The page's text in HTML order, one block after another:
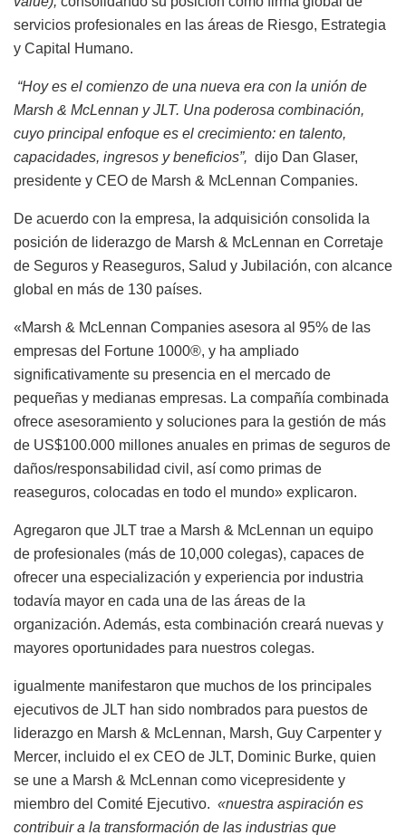
servicios profesionales en las áreas de Riesgo, Estrategia
y Capital Humano.
“Hoy es el comienzo de una nueva era con la unión de
Marsh & McLennan y JLT. Una poderosa combinación,
cuyo principal enfoque es el crecimiento: en talento,
capacidades, ingresos y beneficios”, dijo Dan Glaser,
presidente y CEO de Marsh & McLennan Companies.
De acuerdo con la empresa, la adquisición consolida la
posición de liderazgo de Marsh & McLennan en Corretaje
de Seguros y Reaseguros, Salud y Jubilación, con alcance
global en más de 130 países.
«Marsh & McLennan Companies asesora al 95% de las
empresas del Fortune 1000®, y ha ampliado
significativamente su presencia en el mercado de
pequeñas y medianas empresas. La compañía combinada
ofrece asesoramiento y soluciones para la gestión de más
de US$100.000 millones anuales en primas de seguros de
daños/responsabilidad civil, así como primas de
reaseguros, colocadas en todo el mundo» explicaron.
Agregaron que JLT trae a Marsh & McLennan un equipo
de profesionales (más de 10,000 colegas), capaces de
ofrecer una especialización y experiencia por industria
todavía mayor en cada una de las áreas de la
organización. Además, esta combinación creará nuevas y
mayores oportunidades para nuestros colegas.
igualmente manifestaron que muchos de los principales
ejecutivos de JLT han sido nombrados para puestos de
liderazgo en Marsh & McLennan, Marsh, Guy Carpenter y
Mercer, incluido el ex CEO de JLT, Dominic Burke, quien
se une a Marsh & McLennan como vicepresidente y
miembro del Comité Ejecutivo. «nuestra aspiración es
contribuir a la transformación de las industrias que